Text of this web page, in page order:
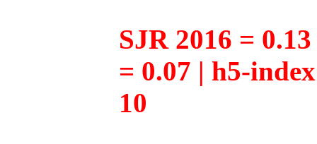
SJR 2016 =
= 0.07 | h5-
10